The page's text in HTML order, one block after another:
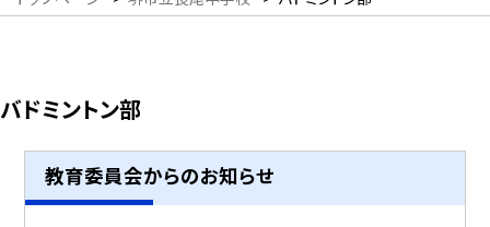
バドミントン部
教育委員会からのお知らせ